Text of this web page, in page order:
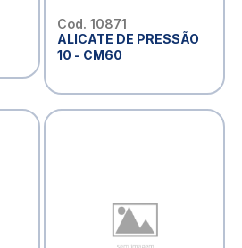
Cod. 10871
ALICATE DE PRESSÃO
10 - CM60